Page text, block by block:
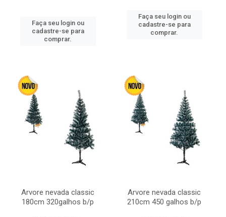
Faça seu login ou
cadastre-se para
comprar.
Faça seu login ou
cadastre-se para
comprar.
Arvore nevada classic
180cm 320galhos b/p
Arvore nevada classic
210cm 450 galhos b/p